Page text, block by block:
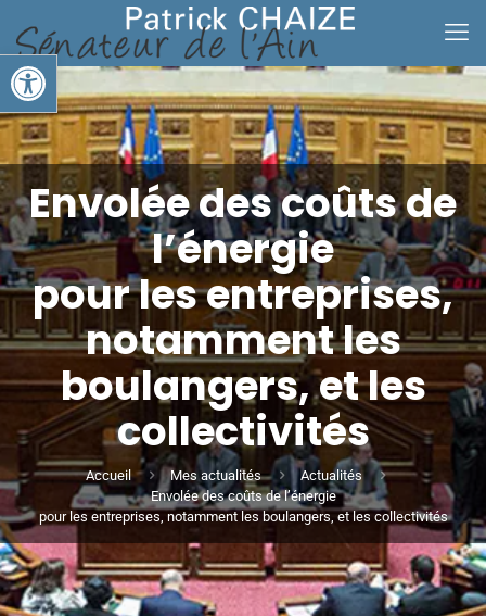
Ouvrir la barre d’outils
Envolée des coûts de
l’énergie
pour les entreprises,
notamment les
boulangers, et les
collectivités
Accueil Mes actualités
Actualités
Envolée des coûts de l’énergie
pour les entreprises, notamment les boulangers, et les collectivités